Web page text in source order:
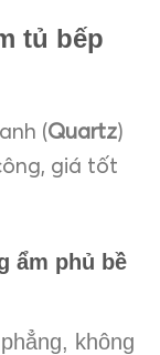
tủ bếp
(Quartz)
giá tốt
ẩm phủ bề
không